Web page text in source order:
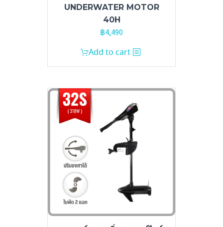
UNDERWATER MOTOR
40H
฿4,490
Add to cart